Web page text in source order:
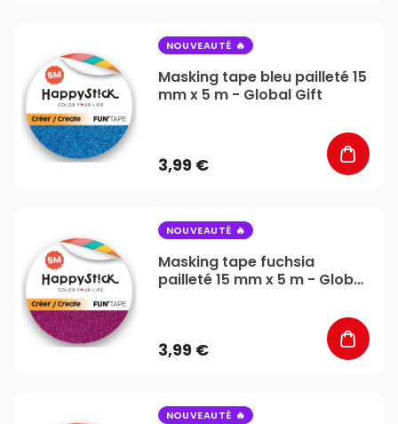
NOUVEAUTÉ
Masking tape bleu pailleté 15
mm x 5 m - Global Gift
3,99 €
NOUVEAUTÉ
Masking tape fuchsia
pailleté 15 mm x 5 m - Global
3,99 €
NOUVEAUTÉ